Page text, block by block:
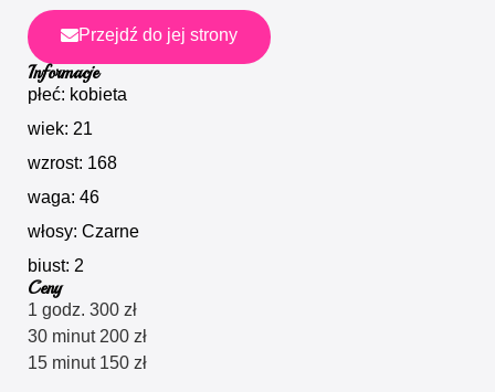
Przejdź do jej strony
Informacje
płeć: kobieta
wiek: 21
wzrost: 168
waga: 46
włosy: Czarne
biust: 2
Ceny
1 godz. 300 zł
30 minut 200 zł
15 minut 150 zł